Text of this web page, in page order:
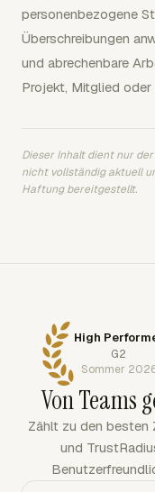
personenbezogene
Überschreibungen
und abrechenbare
Projekt, Mitglied
Dieser Inhalt dient nur
nicht vollständig aktuell
Haftung bereitgestellt.
High
G2
Sommer
Von Teams
Zählt zu den besten
und